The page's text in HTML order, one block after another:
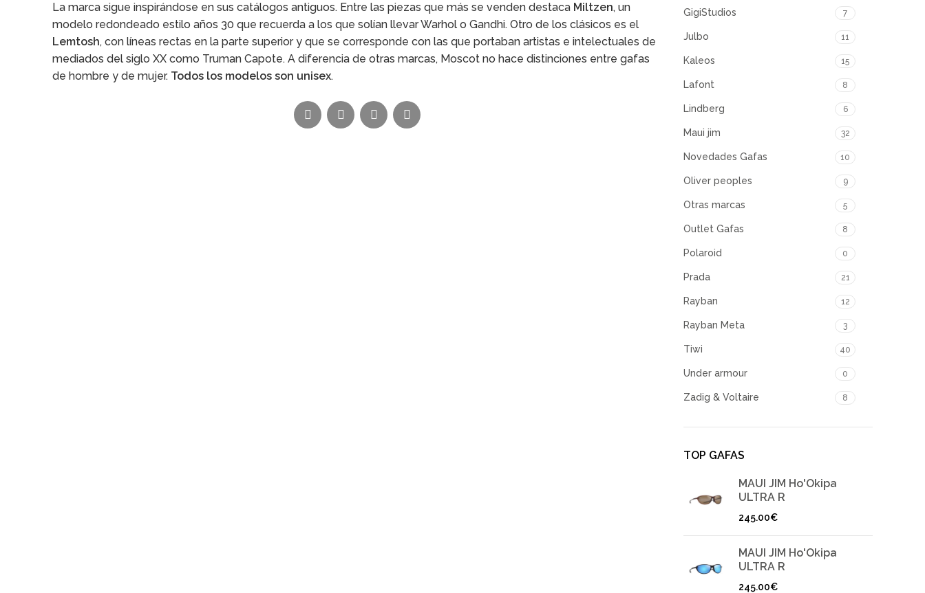
La marca sigue inspirándose en sus catálogos antiguos. Entre las piezas que más se venden destaca Miltzen, un
modelo redondeado estilo años 30 que recuerda a los que solían llevar Warhol o Gandhi. Otro de los clásicos es el
Lemtosh, con líneas rectas en la parte superior y que se corresponde con las que portaban artistas e intelectuales de
mediados del siglo XX como Truman Capote. A diferencia de otras marcas, Moscot no hace distinciones entre gafas
de hombre y de mujer. Todos los modelos son unisex.
GigiStudios 7
Julbo 11
Kaleos 15
Lafont 8
Lindberg 6
Maui jim 32
Novedades Gafas 10
Oliver peoples 9
Otras marcas 5
Outlet Gafas 8
Polaroid 0
Prada 21
Rayban 12
Rayban Meta 3
Tiwi 40
Under armour 0
Zadig & Voltaire 8
TOP GAFAS
MAUI JIM Ho'Okipa
ULTRA R
245.00€
MAUI JIM Ho'Okipa
ULTRA R
245.00€